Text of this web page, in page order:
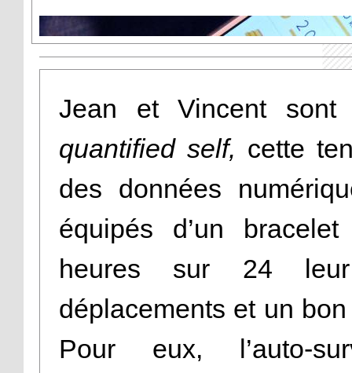
Jean et Vincent
quantified self, cette
des données
équipés d’un
heures sur 24 leur
déplacements et un
Pour eux, l’auto-